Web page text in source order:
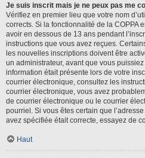
Je suis inscrit mais je ne peux pas me
Vérifiez en premier lieu que votre nom
corrects. Si la fonctionnalité de la COPPA
avoir en dessous de 13 ans pendant
instructions que vous avez reçues.
les nouvelles inscriptions doivent être
un administrateur, avant que vous
information était présente lors de votre
courrier électronique, consultez les
courrier électronique, vous avez
de courrier électronique ou le courrier
pourriel. Si vous êtes certain que
avez spécifiée était correcte, essayez de
Haut